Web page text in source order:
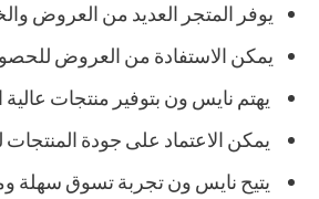
يوفر المتجر العديد من العروض
يمكن الاستفادة من العروض
يهتم نايس ون بتوفير منتجات
يمكن الاعتماد على جودة
يتيح نايس ون تجربة تسوق سهلة